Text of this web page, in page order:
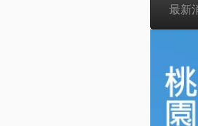
最新